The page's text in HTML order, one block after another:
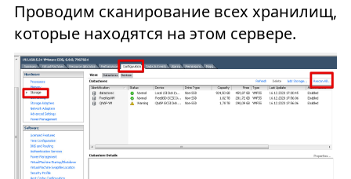
Проводим сканирование всех хранилищ,
которые находятся на этом сервере.